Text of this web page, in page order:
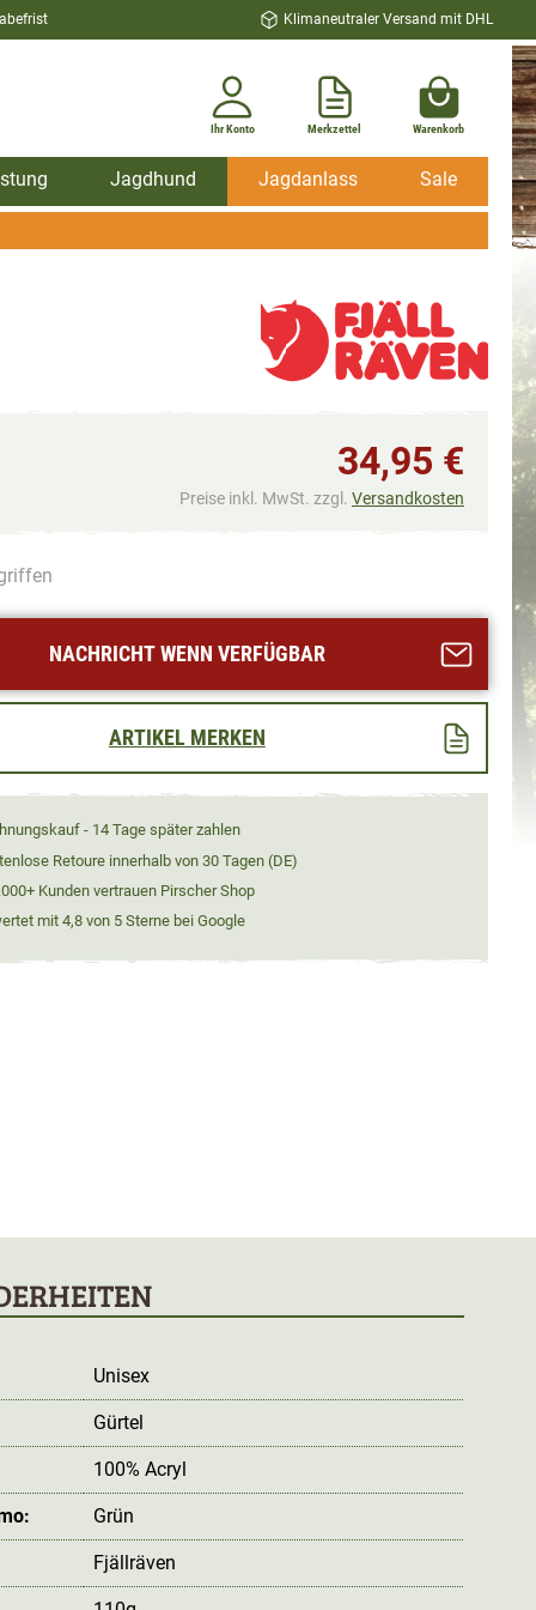
Klimaneutraler Versand mit DHL
Ihr Konto Merkzettel Warenkorb
Jagdhund Jagdanlass Sale
34,95 €
Preise inkl. MwSt. zzgl. Versandkosten
NACHRICHT WENN VERFÜGBAR
ARTIKEL MERKEN
- 14 Tage später zahlen
Retoure innerhalb von 30 Tagen (DE)
Kunden vertrauen Pirscher Shop
mit 4,8 von 5 Sterne bei Google
Unisex
Gürtel
100% Acryl
Grün
Fjällräven